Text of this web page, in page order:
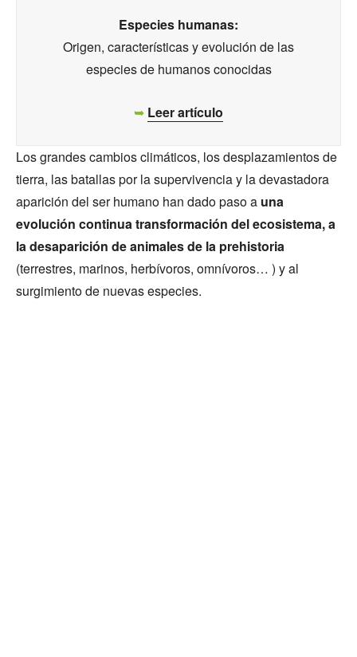
Especies humanas:
Origen, características y evolución de las
especies de humanos conocidas
➥ Leer artículo
Los grandes cambios climáticos, los desplazamientos de
tierra, las batallas por la supervivencia y la devastadora
aparición del ser humano han dado paso a una
evolución continua transformación del ecosistema, a
la desaparición de animales de la prehistoria
(terrestres, marinos, herbívoros, omnívoros… ) y al
surgimiento de nuevas especies.